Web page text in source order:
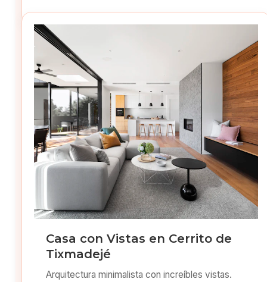
Casa con Vistas en Cerrito de
Tixmadejé
Arquitectura minimalista con increíbles vistas.